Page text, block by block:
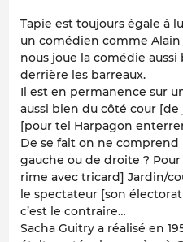
Tapie est toujours égale à
un comédien comme
nous joue la comédie
derrière les barreaux.
Il est en permanence sur
aussi bien du côté cour
[pour tel Harpagon
De se fait on ne comprend
gauche ou de droite ?
rime avec tricard] Jardin/
le spectateur [son
c’est le contraire…
Sacha Guitry a réalisé en